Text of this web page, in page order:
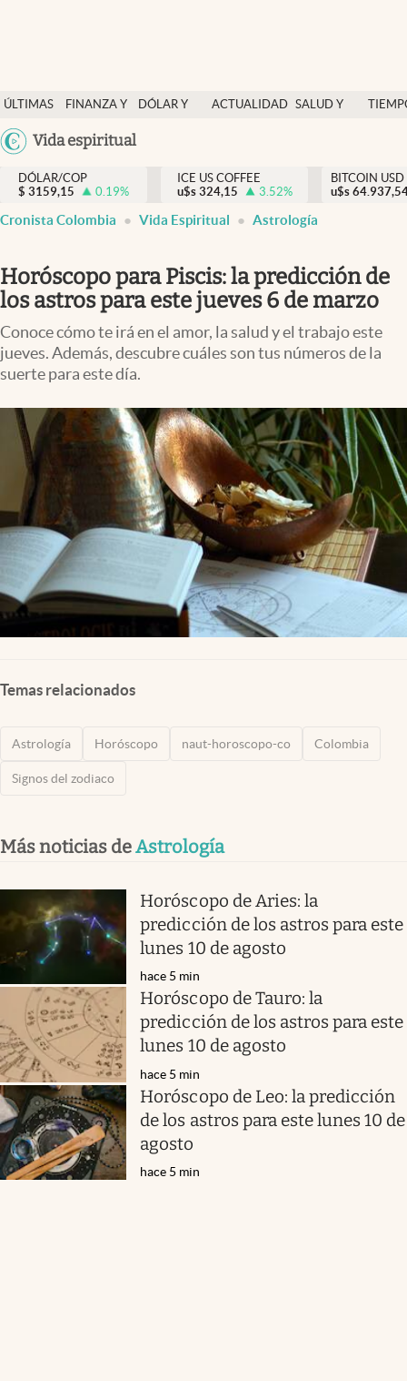
ÚLTIMAS
NOTICIAS
FINANZA Y
DÓLAR Y
ACTUALIDAD SALUD Y
México
Uruguay
Vida espiritual
Salud y nutrición
Vida espiritual
Actualidad
Curiosidades
Colombia
DÓLAR/COP
$ 3159,15 0.19%
ICE US COFFEE
u$s 324,15 3.52%
BITCOIN USD
u$s
Cronista Colombia Vida Espiritual Astrología
Horóscopo para Piscis: la predicción de
los astros para este jueves 6 de marzo
Conoce cómo te irá en el amor, la salud y el trabajo este
jueves. Además, descubre cuáles son tus números de la
suerte para este día.
Temas relacionados
Astrología Horóscopo naut-horoscopo-co Colombia
Signos del zodiaco
Más noticias deAstrología
Horóscopo de Aries: la
predicción de los astros para este
lunes 10 de agosto
hace 5 min
Horóscopo de Tauro: la
predicción de los astros para este
lunes 10 de agosto
hace 5 min
Horóscopo de Leo: la predicción
de los astros para este lunes 10 de
agosto
hace 5 min